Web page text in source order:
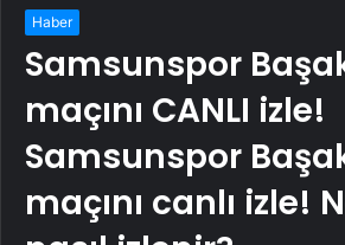
Haber
Samsunspor
maçını CANLI izle!
Samsunspor
maçını canlı izle!